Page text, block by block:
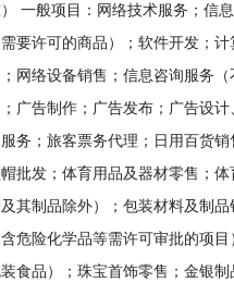
一般项目：网络技术服务；信
要许可的商品）；软件开发；
网络设备销售；信息咨询服务
广告制作；广告发布；广告设
务；旅客票务代理；日用百货
批发；体育用品及器材零售；
其制品除外）；包装材料及制
危险化学品等需许可审批的项
食品）；珠宝首饰零售；金银制